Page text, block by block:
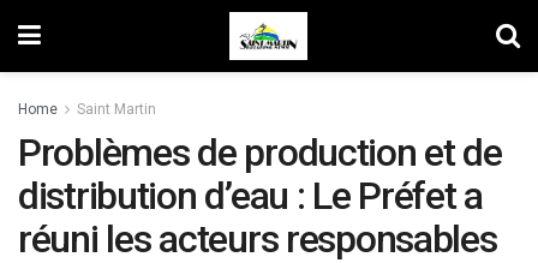
Home Saint Martin
Problèmes de production et de
distribution d’eau : Le Préfet a
réuni les acteurs responsables